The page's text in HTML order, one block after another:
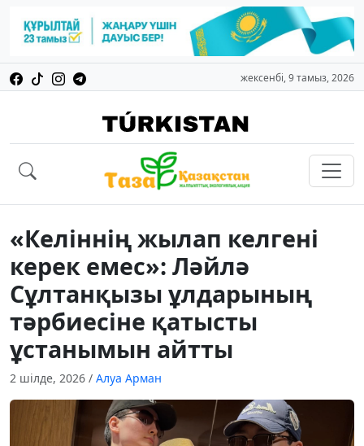
жексенбі, 9 тамыз, 2026
«Келіннің жылап келгені
керек емес»: Ләйлә
Сұлтанқызы ұлдарының
тәрбиесіне қатысты
ұстанымын айтты
2 шілде, 2026 / Алуа Арман